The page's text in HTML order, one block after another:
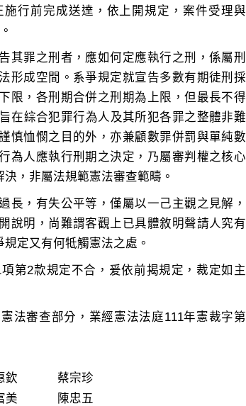
施行前完成送達，依上開規定，案件受理與
其罪之刑者，應如何定應執行之刑，係屬刑
形成空間。系爭規定就宣告多數有期徒刑採
限，各刑期合併之刑期為上限，但最長不得
在綜合犯罪行為人及其所犯各罪之整體非難
慎恤憫之目的外，亦兼顧數罪併罰與單純數
為人應執行刑期之決定，乃屬審判權之核心
長，有失公平等，僅屬以一己主觀之見解，
說明，尚難謂客觀上已具體敘明聲請人究有
第2款規定不合，爰依前揭規定，裁定如主
法審查部分，業經憲法法庭111年憲裁字第
欽
蔡宗珍
美
陳忠五